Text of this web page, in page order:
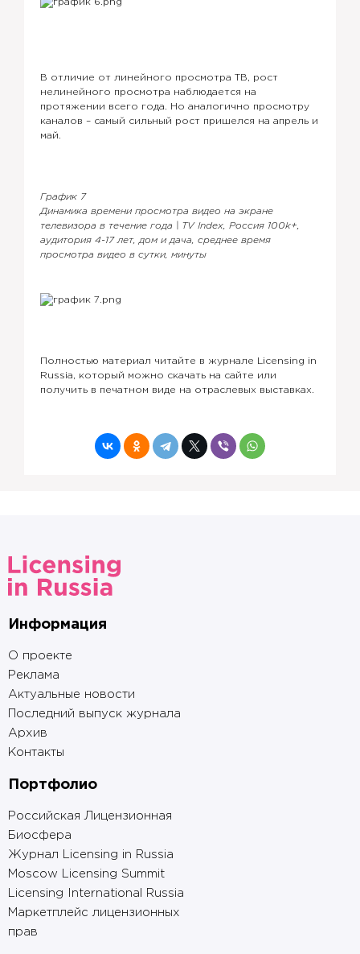
В отличие от линейного просмотра ТВ, рост
нелинейного просмотра наблюдается на
протяжении всего года. Но аналогично просмотру
каналов – самый сильный рост пришелся на апрель и
май.
График 7
Динамика времени просмотра видео на экране
телевизора в течение года | TV Index, Россия 100k+,
аудитория 4-17 лет, дом и дача, среднее время
просмотра видео в сутки, минуты
Полностью материал читайте в журнале Licensing in
Russia, который можно скачать на сайте или
получить в печатном виде на отраслевых выставках.
Информация
О проекте
Реклама
Актуальные новости
Последний выпуск журнала
Архив
Контакты
Портфолио
Российская Лицензионная
Биосфера
Журнал Licensing in Russia
Moscow Licensing Summit
Licensing International Russia
Маркетплейс лицензионных
прав